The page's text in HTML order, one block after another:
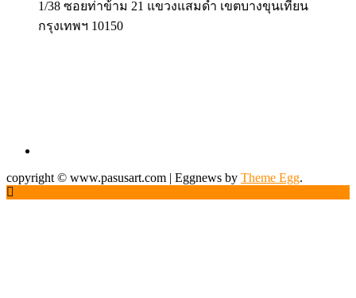
1/38 ซอยท่าข้าม 21 แขวงแสมดำ เขตบางขุนเทียน
กรุงเทพฯ 10150
copyright © www.pasusart.com | Eggnews by Theme Egg.